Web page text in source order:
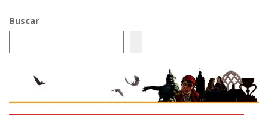
b
o
o
k
ar
ti
Buscar